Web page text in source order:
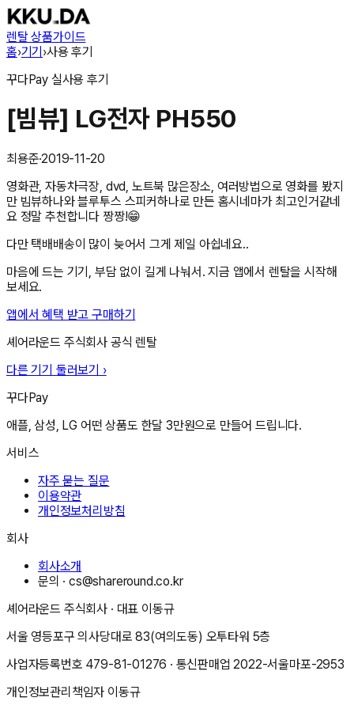
렌탈 상품가이드
홈›기기›사용 후기
꾸다Pay 실사용 후기
[빔뷰] LG전자 PH550
최용준·2019-11-20
영화관, 자동차극장, dvd, 노트북 많은장소, 여러방법으로 영화를 봤지
만 빔뷰하나와 블루투스 스피커하나로 만든 홈시네마가 최고인거같네
요 정말 추천합니다 짱짱!😁
다만 택배배송이 많이 늦어서 그게 제일 아쉽네요..
마음에 드는 기기, 부담 없이 길게 나눠서. 지금 앱에서 렌탈을 시작해
보세요.
앱에서 혜택 받고 구매하기
셰어라운드 주식회사 공식 렌탈
다른 기기 둘러보기 ›
꾸다Pay
애플, 삼성, LG 어떤 상품도 한달 3만원으로 만들어 드립니다.
서비스
자주 묻는 질문
이용약관
개인정보처리방침
회사
회사소개
문의 ·cs@shareround.co.kr
셰어라운드 주식회사 · 대표 이동규
서울 영등포구 의사당대로 83(여의도동) 오투타워 5층
사업자등록번호 479-81-01276 · 통신판매업2022-서울마포-2953
개인정보관리책임자 이동규